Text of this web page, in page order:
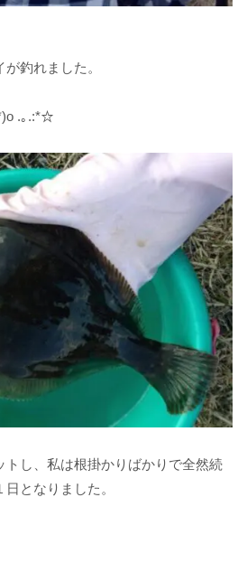
釣れました。
.｡.:*☆
トし、私は根掛かりばかりで全然続
となりました。